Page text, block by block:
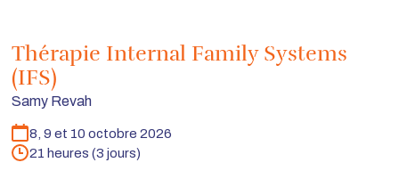
Thérapie Internal Family Systems
(IFS)
Samy Revah
Dates8, 9 et 10 octobre 2026
Durée21 heures (3 jours)